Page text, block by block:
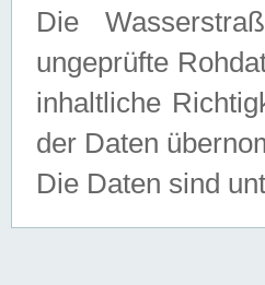
Die
ungeprüfte
inhaltliche
der Daten
Die Daten sind